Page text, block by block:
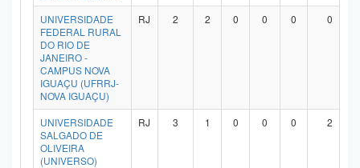
UNIVERSIDADE
FEDERAL RURAL
DO RIO DE
JANEIRO -
CAMPUS NOVA
IGUAÇU (UFRRJ-
NOVA IGUAÇU)
RJ 2 2 0 0 0 0
UNIVERSIDADE
SALGADO DE
OLIVEIRA
(UNIVERSO)
RJ 3 1 0 0 0 2